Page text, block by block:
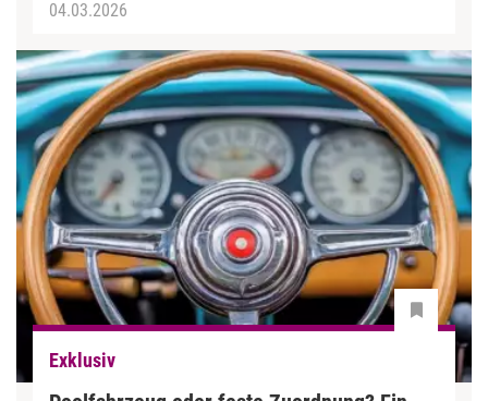
04.03.2026
Exklusiv